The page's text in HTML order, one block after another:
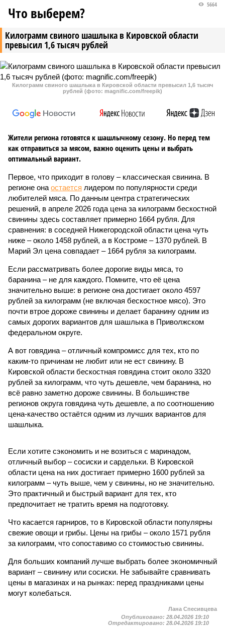
Килограмм свиного шашлыка в Кировской области
превысил 1,6 тысяч рублей
5664
Что выберем?
Килограмм свиного шашлыка в Кировской области превысил 1,6 тысяч
рублей (фото: magnific.com/freepik)
Жители региона готовятся к шашлычному сезону. Но перед тем
как отправиться за мясом, важно оценить цены и выбрать
оптимальный вариант.
Первое, что приходит в голову – классическая свинина. В
регионе она остается лидером по популярности среди
любителей мяса. По данным центра стратегических
решений, в апреле 2026 года цена за килограмм бескостной
свинины здесь составляет примерно 1664 рубля. Для
сравнения: в соседней Нижегородской области цена чуть
ниже – около 1458 рублей, а в Костроме – 1370 рублей. В
Марий Эл цена совпадает – 1664 рубля за килограмм.
Если рассматривать более дорогие виды мяса, то
баранина – не для каждого. Помните, что её цена
значительно выше: в регионе она достигает около 4597
рублей за килограмм (не включая бескостное мясо). Это
почти втрое дороже свинины и делает баранину одним из
самых дорогих вариантов для шашлыка в Приволжском
федеральном округе.
А вот говядина – отличный компромисс для тех, кто по
каким-то причинам не любит или не ест свинину. В
Кировской области бескостная говядина стоит около 3320
рублей за килограмм, что чуть дешевле, чем баранина, но
всё равно заметно дороже свинины. В большинстве
регионов округа говядина чуть дешевле, а по соотношению
цена-качество остаётся одним из лучших вариантов для
шашлыка.
Если хотите сэкономить и не возиться с маринадом,
отличный выбор – сосиски и сардельки. В Кировской
области цена на них достигает примерно 1600 рублей за
килограмм – чуть выше, чем у свинины, но не значительно.
Это практичный и быстрый вариант для тех, кто
предпочитает не тратить время на подготовку.
Что касается гарниров, то в Кировской области популярны
свежие овощи и грибы. Цены на грибы – около 1571 рубля
за килограмм, что сопоставимо со стоимостью свинины.
Для больших компаний лучше выбрать более экономичный
вариант – свинину или сосиски. Не забывайте сравнивать
цены в магазинах и на рынках: перед праздниками цены
могут колебаться.
Лана Спесивцева
Опубликовано: 28.04.2026 19:10
Отредактировано: 28.04.2026 19:10